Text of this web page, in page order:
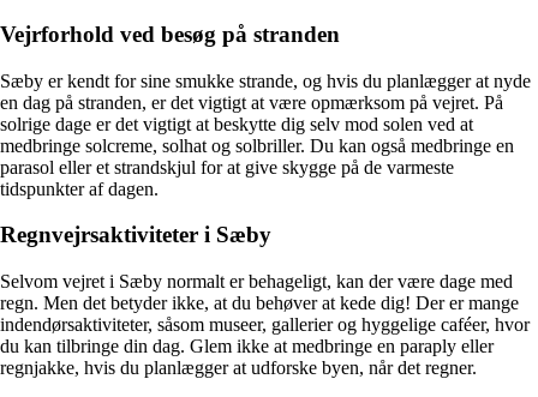
Vejrforhold ved besøg på stranden
Sæby er kendt for sine smukke strande, og hvis du planlægger at nyde
en dag på stranden, er det vigtigt at være opmærksom på vejret. På
solrige dage er det vigtigt at beskytte dig selv mod solen ved at
medbringe solcreme, solhat og solbriller. Du kan også medbringe en
parasol eller et strandskjul for at give skygge på de varmeste
tidspunkter af dagen.
Regnvejrsaktiviteter i Sæby
Selvom vejret i Sæby normalt er behageligt, kan der være dage med
regn. Men det betyder ikke, at du behøver at kede dig! Der er mange
indendørsaktiviteter, såsom museer, gallerier og hyggelige caféer, hvor
du kan tilbringe din dag. Glem ikke at medbringe en paraply eller
regnjakke, hvis du planlægger at udforske byen, når det regner.